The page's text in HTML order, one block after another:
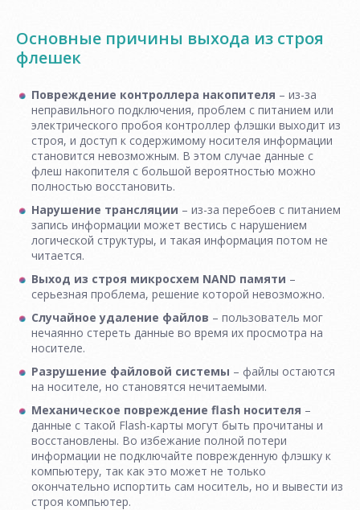
Основные причины выхода из строя
флешек
Повреждение контроллера накопителя – из-за
неправильного подключения, проблем с питанием или
электрического пробоя контроллер флэшки выходит из
строя, и доступ к содержимому носителя информации
становится невозможным. В этом случае данные с
флеш накопителя с большой вероятностью можно
полностью восстановить.
Нарушение трансляции – из-за перебоев с питанием
запись информации может вестись с нарушением
логической структуры, и такая информация потом не
читается.
Выход из строя микросхем NAND памяти –
серьезная проблема, решение которой невозможно.
Случайное удаление файлов – пользователь мог
нечаянно стереть данные во время их просмотра на
носителе.
Разрушение файловой системы – файлы остаются
на носителе, но становятся нечитаемыми.
Механическое повреждение flash носителя –
данные с такой Flash-карты могут быть прочитаны и
восстановлены. Во избежание полной потери
информации не подключайте поврежденную флэшку к
компьютеру, так как это может не только
окончательно испортить сам носитель, но и вывести из
строя компьютер.